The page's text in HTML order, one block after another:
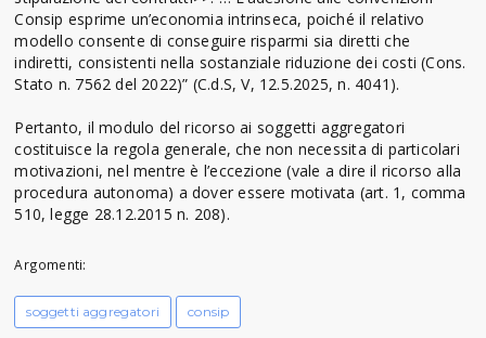
Consip esprime un’economia intrinseca, poiché il relativo
modello consente di conseguire risparmi sia diretti che
indiretti, consistenti nella sostanziale riduzione dei costi (Cons.
Stato n. 7562 del 2022)” (C.d.S, V, 12.5.2025, n. 4041).
Pertanto, il modulo del ricorso ai soggetti aggregatori
costituisce la regola generale, che non necessita di particolari
motivazioni, nel mentre è l’eccezione (vale a dire il ricorso alla
procedura autonoma) a dover essere motivata (art. 1, comma
510, legge 28.12.2015 n. 208).
Argomenti:
soggetti aggregatori consip